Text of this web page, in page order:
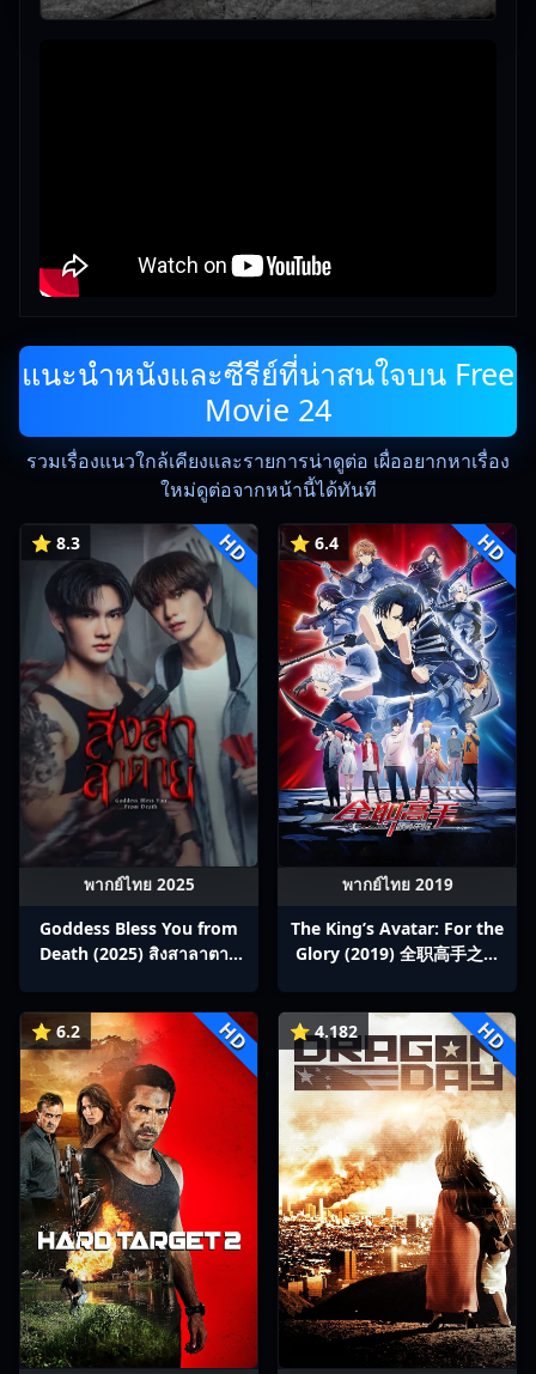
แนะนำหนังและซีรีย์ที่น่าสนใจบน Free
Movie 24
รวมเรื่องแนวใกล้เคียงและรายการน่าดูต่อ เผื่ออยากหาเรื่อง
ใหม่ดูต่อจากหน้านี้ได้ทันที
⭐ 8.3 HD
พากย์ไทย 2025
Goddess Bless You from
Death (2025) สิงสาลาตาย
⭐ 6.4 HD
พากย์ไทย 2019
The King’s Avatar: For the
Glory (2019) 全职高手之巅
⭐ 6.2 HD ⭐ 4.182 HD